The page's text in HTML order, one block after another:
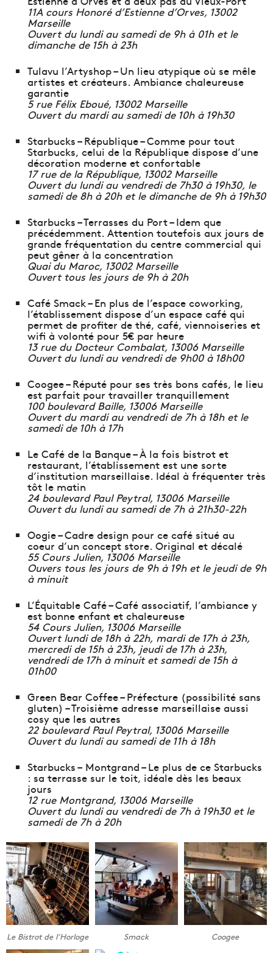
11A cours Honoré d’Estienne d’Orves, 13002
Marseille
Ouvert du lundi au samedi de 9h à 01h et le
dimanche de 15h à 23h
Tulavu l’Artyshop – Un lieu atypique où se mêle
artistes et créateurs. Ambiance chaleureuse
garantie
5 rue Félix Eboué, 13002 Marseille
Ouvert du mardi au samedi de 10h à 19h30
Starbucks – République – Comme pour tout
Starbucks, celui de la République dispose d’une
décoration moderne et confortable
17 rue de la République, 13002 Marseille
Ouvert du lundi au vendredi de 7h30 à 19h30, le
samedi de 8h à 20h et le dimanche de 9h à 19h30
Starbucks – Terrasses du Port – Idem que
précédemment. Attention toutefois aux jours de
grande fréquentation du centre commercial qui
peut gêner à la concentration
Quai du Maroc, 13002 Marseille
Ouvert tous les jours de 9h à 20h
Café Smack – En plus de l’espace coworking,
l’établissement dispose d’un espace café qui
permet de profiter de thé, café, viennoiseries et
wifi à volonté pour 5€ par heure
13 rue du Docteur Combalat, 13006 Marseille
Ouvert du lundi au vendredi de 9h00 à 18h00
Coogee – Réputé pour ses très bons cafés, le lieu
est parfait pour travailler tranquillement
100 boulevard Baille, 13006 Marseille
Ouvert du mardi au vendredi de 7h à 18h et le
samedi de 10h à 17h
Le Café de la Banque – À la fois bistrot et
restaurant, l’établissement est une sorte
d’institution marseillaise. Idéal à fréquenter très
tôt le matin
24 boulevard Paul Peytral, 13006 Marseille
Ouvert du lundi au samedi de 7h à 21h30-22h
Oogie – Cadre design pour ce café situé au
coeur d’un concept store. Original et décalé
55 Cours Julien, 13006 Marseille
Ouvers tous les jours de 9h à 19h et le jeudi de 9h
à minuit
L’Équitable Café – Café associatif, l’ambiance y
est bonne enfant et chaleureuse
54 Cours Julien, 13006 Marseille
Ouvert lundi de 18h à 22h, mardi de 17h à 23h,
mercredi de 15h à 23h, jeudi de 17h à 23h,
vendredi de 17h à minuit et samedi de 15h à
01h00
Green Bear Coffee – Préfecture (possibilité sans
gluten) – Troisième adresse marseillaise aussi
cosy que les autres
22 boulevard Paul Peytral, 13006 Marseille
Ouvert du lundi au samedi de 11h à 18h
Starbucks – Montgrand – Le plus de ce Starbucks
: sa terrasse sur le toit, idéale dès les beaux
jours
12 rue Montgrand, 13006 Marseille
Ouvert du lundi au vendredi de 7h à 19h30 et le
samedi de 7h à 20h
Le Bistrot de l’Horloge Smack Coogee